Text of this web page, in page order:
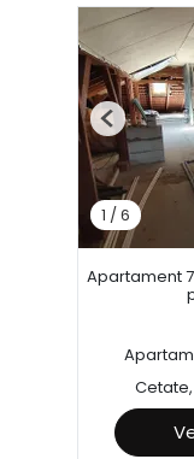
1 /6
Previous
Apartament